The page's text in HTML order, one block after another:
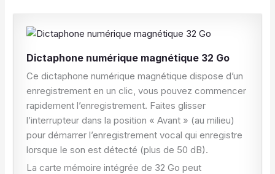
Dictaphone numérique magnétique 32 Go
Ce dictaphone numérique magnétique dispose d’un
enregistrement en un clic, vous pouvez commencer
rapidement l’enregistrement. Faites glisser
l’interrupteur dans la position « Avant » (au milieu)
pour démarrer l’enregistrement vocal qui enregistre
lorsque le son est détecté (plus de 50 dB).
La carte mémoire intégrée de 32 Go peut